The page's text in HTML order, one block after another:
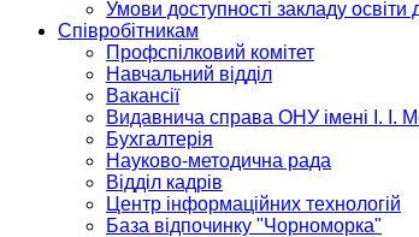
Умови доступності закладу
Співробітникам
Профспілковий комітет
Навчальний відділ
Вакансії
Видавнича справа ОНУ імені І. І.
Бухгалтерія
Науково-методична рада
Відділ кадрів
Центр інформаційних технологій
База відпочинку "Чорноморка"